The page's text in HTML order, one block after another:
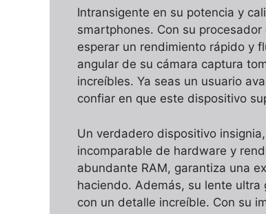
Intransigente en su potencia y
smartphones. Con su
esperar un rendimiento rápido y
angular de su cámara captura
increíbles. Ya seas un usuario
confiar en que este dispositivo
Un verdadero dispositivo
incomparable de hardware y
abundante RAM, garantiza una
haciendo. Además, su lente
con un detalle increíble. Con su